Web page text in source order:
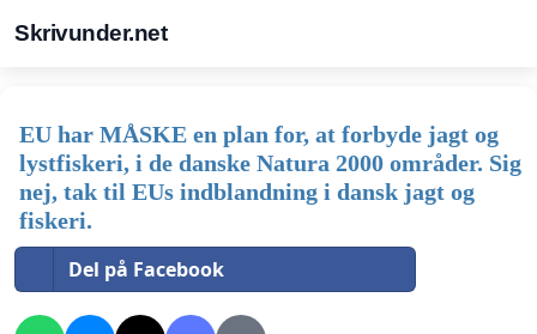
Skrivunder.net
EU har MÅSKE en plan for, at forbyde jagt og
lystfiskeri, i de danske Natura 2000 områder. Sig
nej, tak til EUs indblandning i dansk jagt og
fiskeri.
Del på Facebook